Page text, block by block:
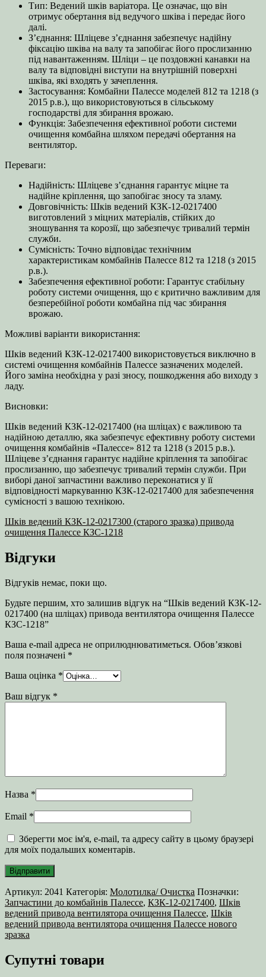
Тип: Ведений шків варіатора. Це означає, що він
отримує обертання від ведучого шківа і передає його
далі.
З’єднання: Шліцеве з’єднання забезпечує надійну
фіксацію шківа на валу та запобігає його прослизанню
під навантаженням. Шліци – це поздовжні канавки на
валу та відповідні виступи на внутрішній поверхні
шківа, які входять у зачеплення.
Застосування: Комбайни Палессе моделей 812 та 1218 (з
2015 р.в.), що використовуються в сільському
господарстві для збирання врожаю.
Функція: Забезпечення ефективної роботи системи
очищення комбайна шляхом передачі обертання на
вентилятор.
Переваги:
Надійність: Шліцеве з’єднання гарантує міцне та
надійне кріплення, що запобігає зносу та зламу.
Довговічність: Шків ведений КЗК-12-0217400
виготовлений з міцних матеріалів, стійких до
зношування та корозії, що забезпечує тривалий термін
служби.
Сумісність: Точно відповідає технічним
характеристикам комбайнів Палессе 812 та 1218 (з 2015
р.в.).
Забезпечення ефективної роботи: Гарантує стабільну
роботу системи очищення, що є критично важливим для
безперебійної роботи комбайна під час збирання
врожаю.
Можливі варіанти використання:
Шків ведений КЗК-12-0217400 використовується виключно в
системі очищення комбайнів Палессе зазначених моделей.
Його заміна необхідна у разі зносу, пошкодження або виходу з
ладу.
Висновки:
Шків ведений КЗК-12-0217400 (на шліцах) є важливою та
надійною деталлю, яка забезпечує ефективну роботу системи
очищення комбайнів «Палессе» 812 та 1218 (з 2015 р.в.).
Шліцеве з’єднання гарантує надійне кріплення та запобігає
прослизанню, що забезпечує тривалий термін служби. При
виборі даної запчастини важливо переконатися у її
відповідності маркуванню КЗК-12-0217400 для забезпечення
сумісності з вашою технікою.
Шків ведений КЗК-12-0217300 (старого зразка) привода
очищення Палессе КЗС-1218
Відгуки
Відгуків немає, поки що.
Будьте першим, хто залишив відгук на “Шків ведений КЗК-12-
0217400 (на шліцах) привода вентилятора очищення Палессе
КЗС-1218”
Ваша e-mail адреса не оприлюднюватиметься. Обов’язкові
поля позначені *
Ваша оцінка *
Ваш відгук *
Назва *
Email *
Зберегти моє ім'я, e-mail, та адресу сайту в цьому браузері
для моїх подальших коментарів.
Артикул: 2041 Категорія: Молотилка/ Очистка Позначки:
Запчастини до комбайнів Палессе, КЗК-12-0217400, Шків
ведений привода вентилятора очищення Палессе, Шків
ведений привода вентилятора очищення Палессе нового
зразка
Супутні товари